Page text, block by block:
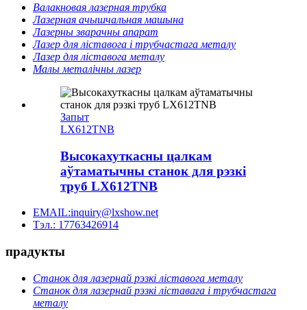
Валакновая лазерная трубка
Лазерная ачышчальная машына
Лазерны зварачны апарат
Лазер для ліставога і трубчастага металу
Лазер для ліставога металу
Малы металічны лазер
Запыт
LX612TNB
Высокахуткасны цалкам
аўтаматычны станок для рэзкі
труб LX612TNB
EMAIL:inquiry@lxshow.net
Тэл.: 17763426914
прадукты
Станок для лазернай рэзкі ліставога металу
Станок для лазернай рэзкі ліставага і трубчастага
металу